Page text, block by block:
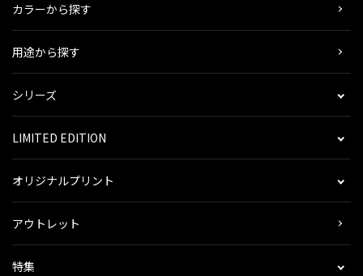
カラーから探す
用途から探す
シリーズ
LIMITED EDITION
オリジナルプリント
アウトレット
特集